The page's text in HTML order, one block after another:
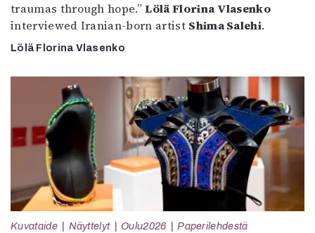
traumas through hope.”Lölä Florina Vlasenko
interviewed Iranian-born artist Shima Salehi.
Lölä Florina Vlasenko
Kuvataide Näyttelyt Oulu2026 Paperilehdestä